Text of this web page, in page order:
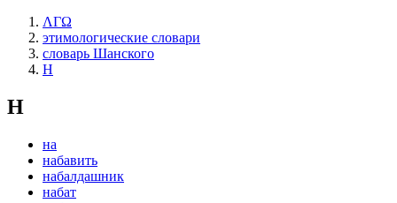
ΛΓΩ
этимологические словари
словарь Шанского
Н
Н
на
набавить
набалдашник
набат